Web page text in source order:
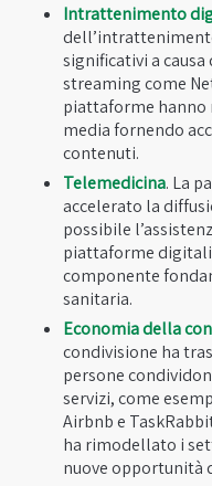
Intrattenimento
significativi a causa
streaming come
piattaforme hanno
media fornendo
contenuti.
Telemedicina. La
accelerato la
possibile
piattaforme
componente
sanitaria.
Economia della
condivisione ha
persone
servizi, come
Airbnb e
ha rimodellato i
nuove opportunità